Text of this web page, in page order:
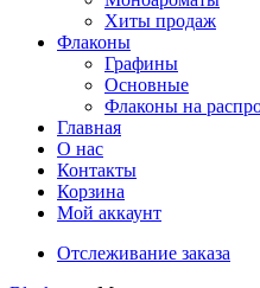
Хиты продаж
Флаконы
Графины
Основные
Флаконы на
Главная
О нас
Контакты
Корзина
Мой аккаунт
Отслеживание заказа